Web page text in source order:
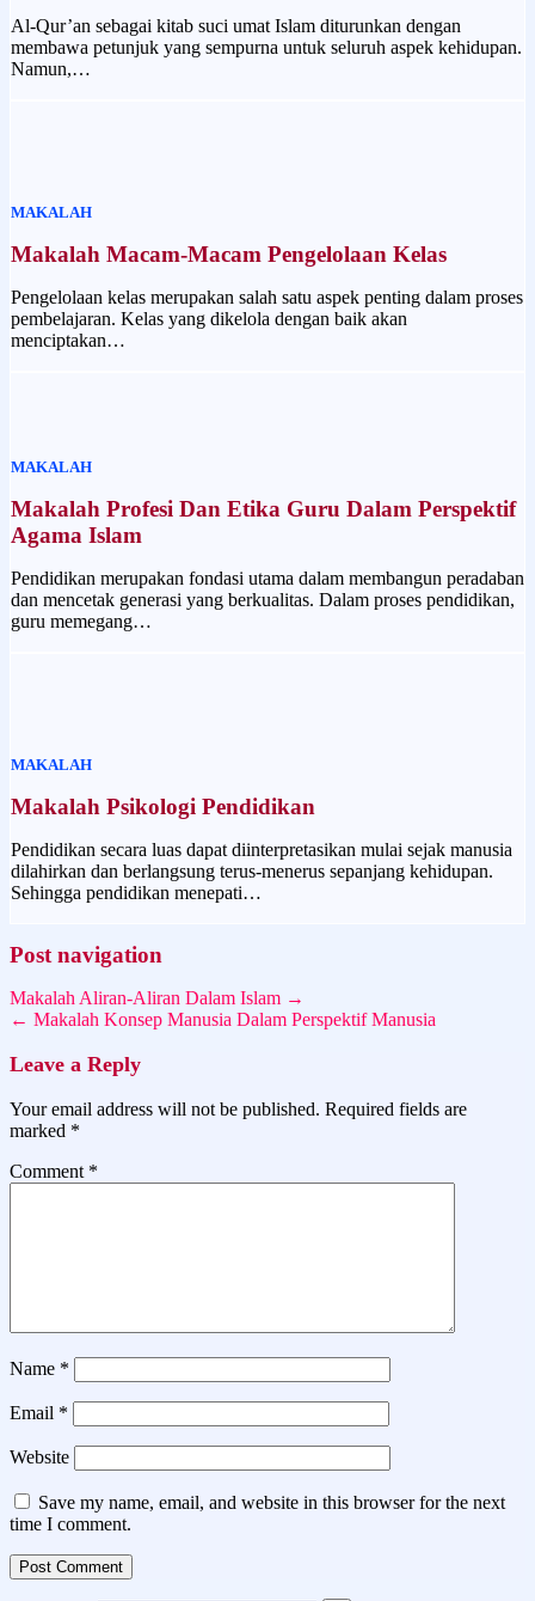
Al-Qur’an sebagai kitab suci umat Islam diturunkan dengan
membawa petunjuk yang sempurna untuk seluruh aspek kehidupan.
Namun,…
MAKALAH
Makalah Macam-Macam Pengelolaan Kelas
Pengelolaan kelas merupakan salah satu aspek penting dalam proses
pembelajaran. Kelas yang dikelola dengan baik akan
menciptakan…
MAKALAH
Makalah Profesi Dan Etika Guru Dalam Perspektif
Agama Islam
Pendidikan merupakan fondasi utama dalam membangun peradaban
dan mencetak generasi yang berkualitas. Dalam proses pendidikan,
guru memegang…
MAKALAH
Makalah Psikologi Pendidikan
Pendidikan secara luas dapat diinterpretasikan mulai sejak manusia
dilahirkan dan berlangsung terus-menerus sepanjang kehidupan.
Sehingga pendidikan menepati…
Post navigation
Makalah Aliran-Aliran Dalam Islam →
← Makalah Konsep Manusia Dalam Perspektif Manusia
Leave a Reply
Your email address will not be published. Required fields are
marked *
Comment *
Name *
Email *
Website
Save my name, email, and website in this browser for the next
time I comment.